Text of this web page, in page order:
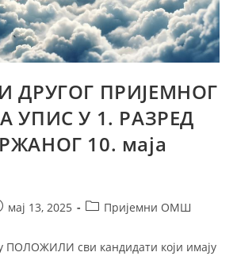
ДРУГОГ ПРИЈЕМНОГ
УПИС У 1. РАЗРЕД
10. маја
мај 13, 2025 Пријемни ОМШ
ПОЛОЖИЛИ сви кандидати који имају